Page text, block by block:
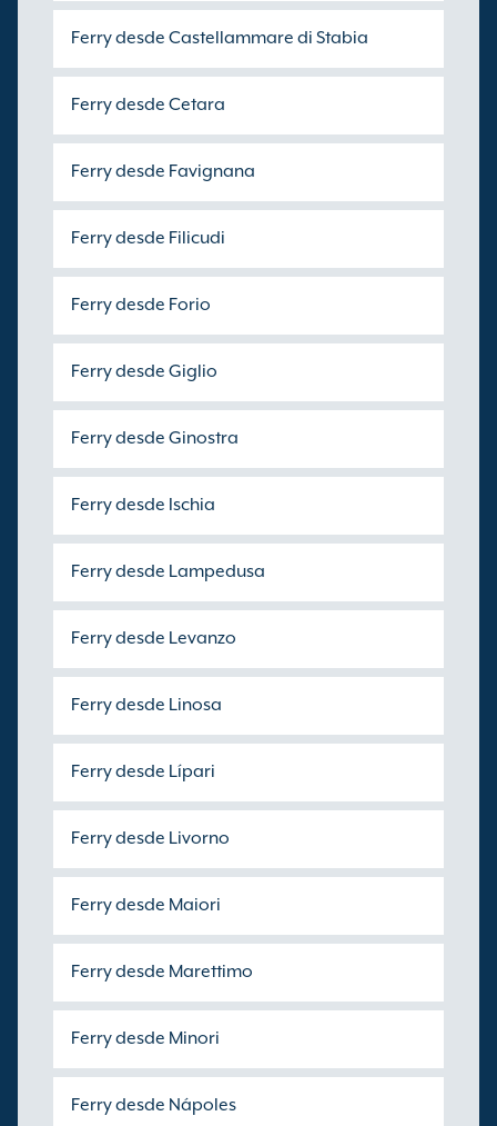
Ferry desde Castellammare di Stabia
Ferry desde Cetara
Ferry desde Favignana
Ferry desde Filicudi
Ferry desde Forio
Ferry desde Giglio
Ferry desde Ginostra
Ferry desde Ischia
Ferry desde Lampedusa
Ferry desde Levanzo
Ferry desde Linosa
Ferry desde Lípari
Ferry desde Livorno
Ferry desde Maiori
Ferry desde Marettimo
Ferry desde Minori
Ferry desde Nápoles